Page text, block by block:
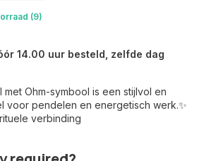
(9)
14.00 uur besteld, zelfde dag
Ohm-symbool is een stijlvol en
voor pendelen en energetisch werk.✨
verbinding